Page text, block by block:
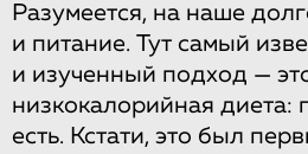
Разумеется, на наше
и питание. Тут самый
и изученный подход —
низкокалорийная диета:
есть. Кстати, это был